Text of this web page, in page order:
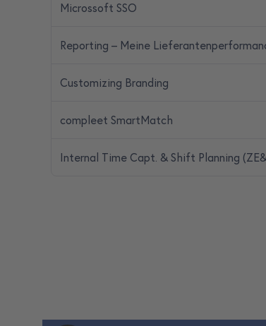
Microssoft SSO
Reporting – Meine
Customizing Branding
compleet SmartMatch
Internal Time Capt. & Shift Planning